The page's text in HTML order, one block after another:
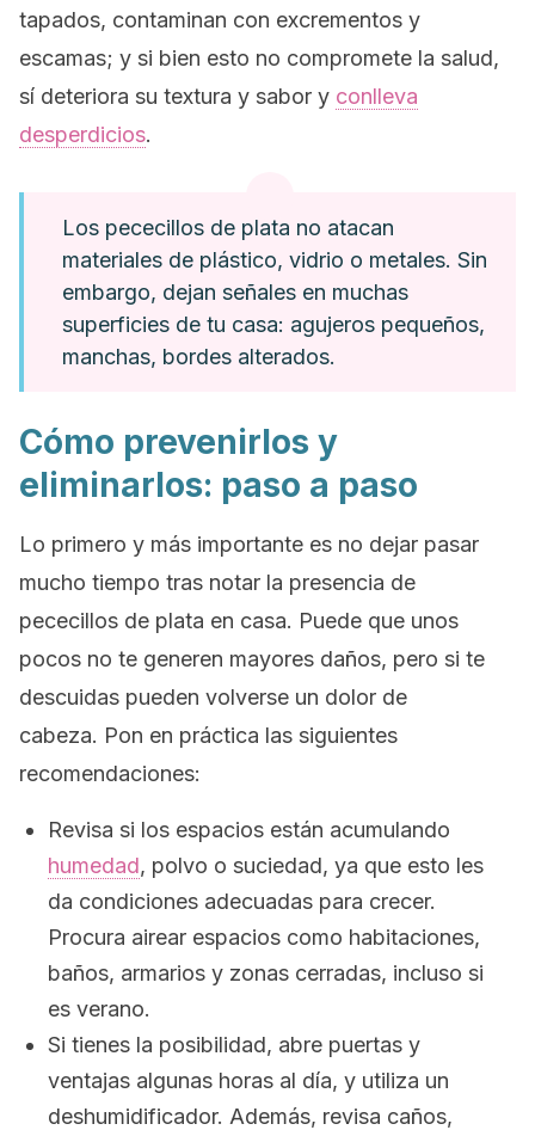
tapados, contaminan con excrementos y
escamas; y si bien esto no compromete la salud,
sí deteriora su textura y sabor y conlleva
desperdicios.
Los pececillos de plata no atacan
materiales de plástico, vidrio o metales. Sin
embargo, dejan señales en muchas
superficies de tu casa: agujeros pequeños,
manchas, bordes alterados.
Cómo prevenirlos y
eliminarlos: paso a paso
Lo primero y más importante es no dejar pasar
mucho tiempo tras notar la presencia de
pececillos de plata en casa. Puede que unos
pocos no te generen mayores daños, pero si te
descuidas pueden volverse un dolor de
cabeza. Pon en práctica las siguientes
recomendaciones:
Revisa si los espacios están acumulando
humedad, polvo o suciedad, ya que esto les
da condiciones adecuadas para crecer.
Procura airear espacios como habitaciones,
baños, armarios y zonas cerradas, incluso si
es verano.
Si tienes la posibilidad, abre puertas y
ventajas algunas horas al día, y utiliza un
deshumidificador. Además, revisa caños,